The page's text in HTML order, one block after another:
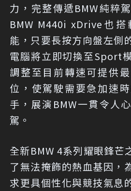
力，完整傳遞BMW純粹
BMW M440i xDrive也
能，只要長按方向盤左側
電腦將立即切換至Sport
調整至目前轉速可提供
位，使駕駛需要急加速
手，展演BMW一貫令人
駕。
全新BMW 4系列耀眼鋒芒
了無法掩飾的熱血基因，
求更具個性化與競技氣息